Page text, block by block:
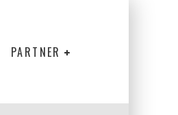
PARTNER